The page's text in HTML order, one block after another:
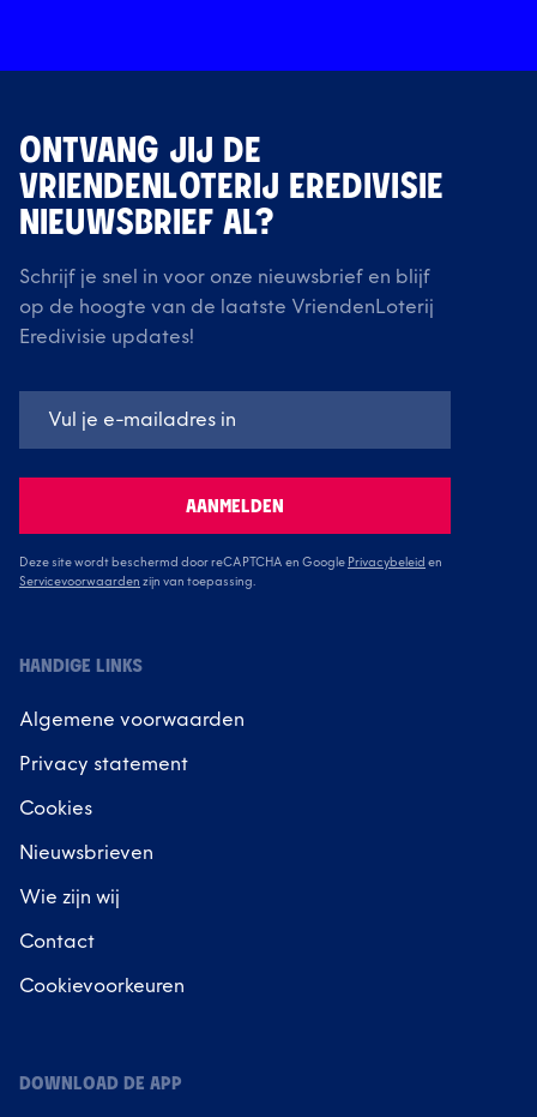
ONTVANG JIJ DE
VRIENDENLOTERIJ EREDIVISIE
NIEUWSBRIEF AL?
Schrijf je snel in voor onze nieuwsbrief en blijf
op de hoogte van de laatste VriendenLoterij
Eredivisie updates!
AANMELDEN
Deze site wordt beschermd door reCAPTCHA en Google Privacybeleid en
Servicevoorwaarden zijn van toepassing.
HANDIGE LINKS
Algemene voorwaarden
Privacy statement
Cookies
Nieuwsbrieven
Wie zijn wij
Contact
Cookievoorkeuren
DOWNLOAD DE APP